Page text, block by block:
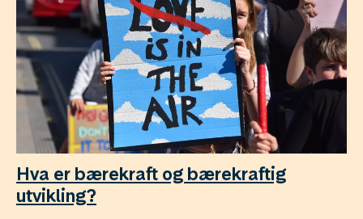
Hva er bærekraft og bærekraftig
utvikling?